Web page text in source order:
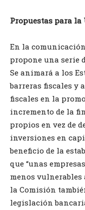
Propuestas para la
En la
propone una serie
Se animará a los
barreras fiscales y
fiscales en la
incremento de la
propios en vez de
inversiones en
beneficio de la
que “unas
menos vulnerables
la Comisión
legislación